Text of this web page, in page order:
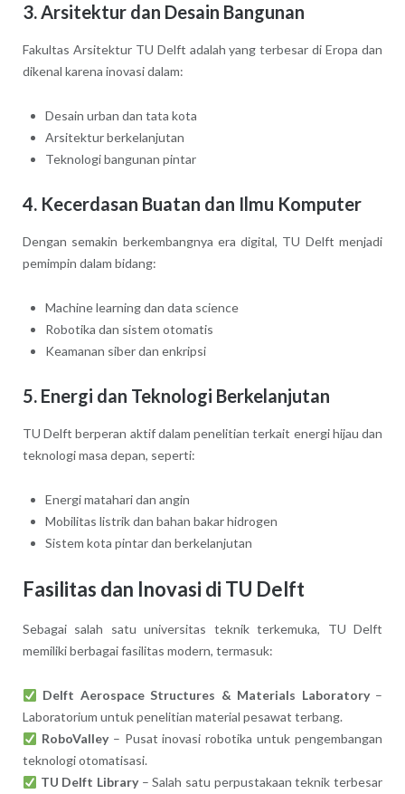
3. Arsitektur dan Desain Bangunan
Fakultas Arsitektur TU Delft adalah yang terbesar di Eropa dan
dikenal karena inovasi dalam:
Desain urban dan tata kota
Arsitektur berkelanjutan
Teknologi bangunan pintar
4. Kecerdasan Buatan dan Ilmu Komputer
Dengan semakin berkembangnya era digital, TU Delft menjadi
pemimpin dalam bidang:
Machine learning dan data science
Robotika dan sistem otomatis
Keamanan siber dan enkripsi
5. Energi dan Teknologi Berkelanjutan
TU Delft berperan aktif dalam penelitian terkait energi hijau dan
teknologi masa depan, seperti:
Energi matahari dan angin
Mobilitas listrik dan bahan bakar hidrogen
Sistem kota pintar dan berkelanjutan
Fasilitas dan Inovasi di TU Delft
Sebagai salah satu universitas teknik terkemuka, TU Delft
memiliki berbagai fasilitas modern, termasuk:
Delft Aerospace Structures & Materials Laboratory–
Laboratorium untuk penelitian material pesawat terbang.
RoboValley– Pusat inovasi robotika untuk pengembangan
teknologi otomatisasi.
TU Delft Library– Salah satu perpustakaan teknik terbesar